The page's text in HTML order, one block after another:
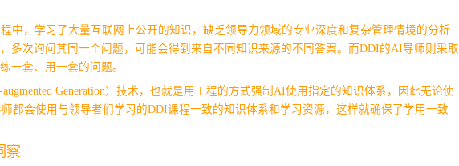
中，学习了大量互联网上公开的知识，缺乏领导力领域的专业深度和复杂管理情境的分析
多次询问其同一个问题，可能会得到来自不同知识来源的不同答案。而DDI的AI导师则采取
一套、用一套的问题。
Generation）技术，也就是用工程的方式强制AI使用指定的知识体系，因此无论使
都会使用与领导者们学习的DDI课程一致的知识体系和学习资源，这样就确保了学用一致
察